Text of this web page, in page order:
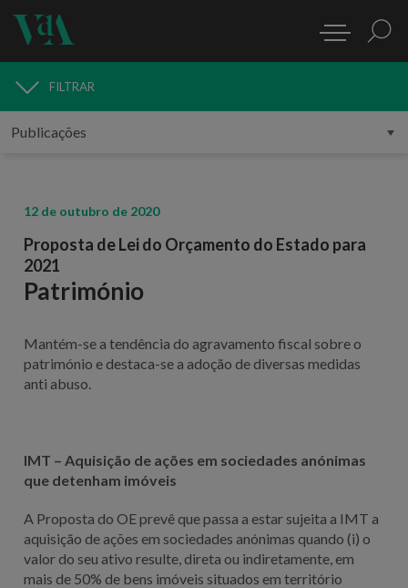
PUBLICAÇÕES
FILTRAR
12 de outubro de 2020
Proposta de Lei do Orçamento do Estado para
2021
Património
Mantém-se a tendência do agravamento fiscal sobre o
património e destaca-se a adoção de diversas medidas
anti abuso.
IMT – Aquisição de ações em sociedades anónimas
que detenham imóveis
A Proposta do OE prevê que passa a estar sujeita a IMT a
aquisição de ações em sociedades anónimas quando (i) o
valor do seu ativo resulte, direta ou indiretamente, em
mais de 50% de bens imóveis situados em território